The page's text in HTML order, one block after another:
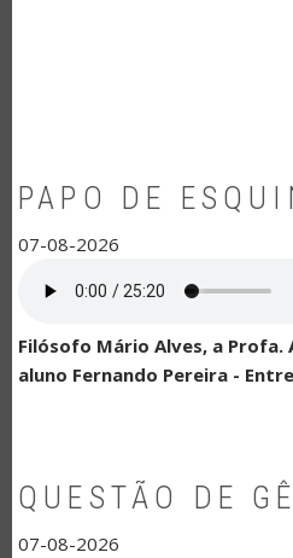
PAPO DE
07-08-2026
Filósofo Mário Alves, a Profa.
aluno Fernando Pereira -
QUESTÃO DE
07-08-2026